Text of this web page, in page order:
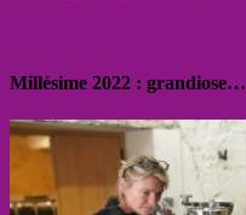
Millésime 2022 : grandiose…